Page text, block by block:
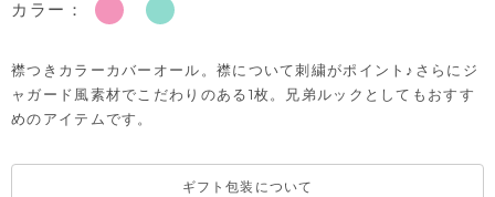
カラー：
襟つきカラーカバーオール。襟について刺繍がポイント♪さらにジ
ャガード風素材でこだわりのある1枚。兄弟ルックとしてもおすす
めのアイテムです。
ギフト包装について